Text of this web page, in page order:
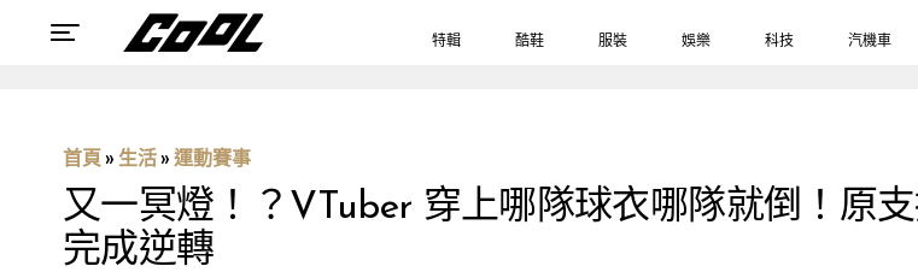
特輯 酷鞋 服裝 娛樂 科技 汽機車
首頁 » 生活 » 運動賽事
又一冥燈！？VTuber 穿上哪隊球衣哪隊就倒！原
完成逆轉